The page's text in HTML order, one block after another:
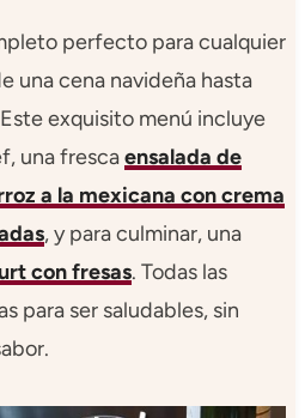
perfecto para cualquier
una cena navideña hasta
exquisito menú incluye
una frescaensalada de
a la mexicana con crema
, y para culminar, una
con fresas. Todas las
para ser saludables, sin